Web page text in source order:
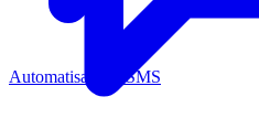
Automatisations SMS